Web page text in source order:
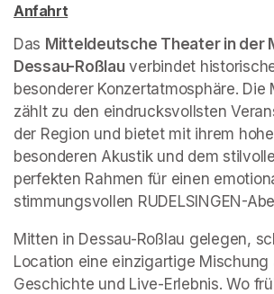
Anfahrt
Das Mitteldeutsche Theater in der
Dessau-Roßlau verbindet
besonderer Konzertatmosphäre. Die
zählt zu den eindrucksvollsten
der Region und bietet mit ihrem
besonderen Akustik und dem
perfekten Rahmen für einen
stimmungsvollen RUDELSINGEN-
Mitten in Dessau-Roßlau gelegen,
Location eine einzigartige Mischung
Geschichte und Live-Erlebnis. Wo